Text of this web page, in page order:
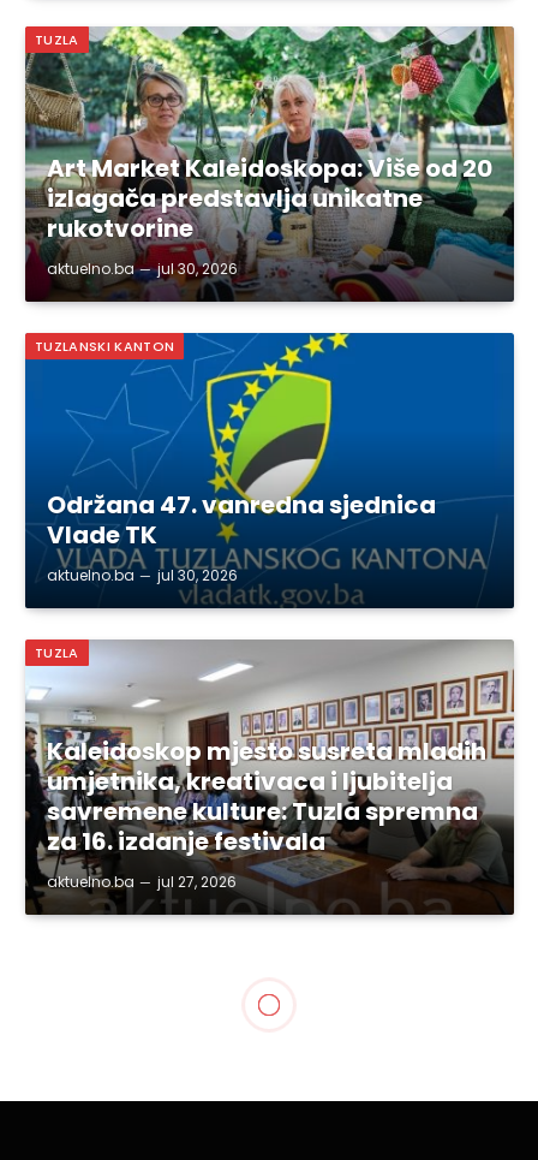
TUZLA
Art Market Kaleidoskopa: Više od 20
izlagača predstavlja unikatne
rukotvorine
aktuelno.ba jul 30, 2026
TUZLANSKI KANTON
Održana 47. vanredna sjednica
Vlade TK
aktuelno.ba jul 30, 2026
TUZLA
Kaleidoskop mjesto susreta mladih
umjetnika, kreativaca i ljubitelja
savremene kulture: Tuzla spremna
za 16. izdanje festivala
aktuelno.ba jul 27, 2026
Božićna čestitka Stranke za